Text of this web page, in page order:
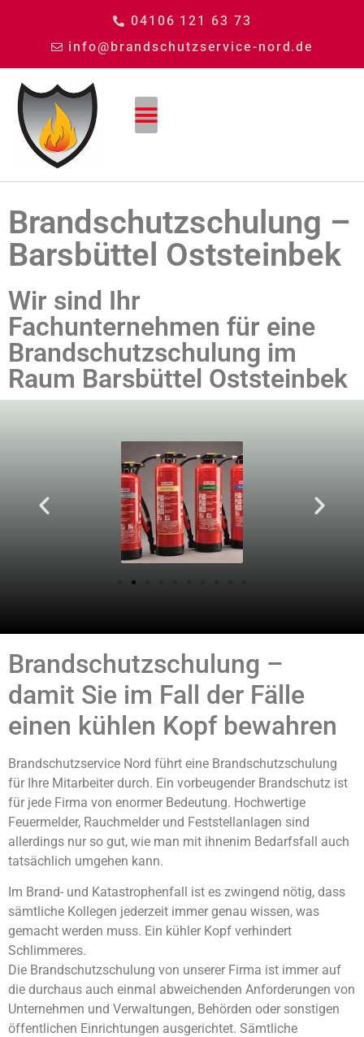
04106 121 63 73
info@brandschutzservice-nord.de
Brandschutzschulung –
Barsbüttel Oststeinbek
Wir sind Ihr
Fachunternehmen für eine
Brandschutzschulung im
Raum Barsbüttel Oststeinbek
Brandschutzschulung –
damit Sie im Fall der Fälle
einen kühlen Kopf bewahren
Brandschutzservice Nord führt eine Brandschutzschulung
für Ihre Mitarbeiter durch. Ein vorbeugender Brandschutz ist
für jede Firma von enormer Bedeutung. Hochwertige
Feuermelder, Rauchmelder und Feststellanlagen sind
allerdings nur so gut, wie man mit ihnenim Bedarfsfall auch
tatsächlich umgehen kann.
Im Brand- und Katastrophenfall ist es zwingend nötig, dass
sämtliche Kollegen jederzeit immer genau wissen, was
gemacht werden muss. Ein kühler Kopf verhindert
Schlimmeres.
Die Brandschutzschulung von unserer Firma ist immer auf
die durchaus auch einmal abweichenden Anforderungen von
Unternehmen und Verwaltungen, Behörden oder sonstigen
öffentlichen Einrichtungen ausgerichtet. Sämtliche